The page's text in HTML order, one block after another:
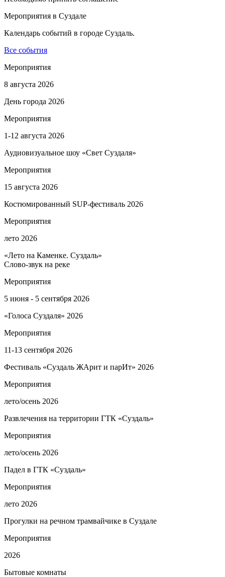
Мероприятия в Суздале
Календарь событий в городе Суздаль.
Все события
Мероприятия
8 августа 2026
День города 2026
Мероприятия
1-12 августа 2026
Аудиовизуальное шоу «Свет Суздаля»
Мероприятия
15 августа 2026
Костюмированный SUP-фестиваль 2026
Мероприятия
лето 2026
«Лето на Каменке. Суздаль»
Слово-звук на реке
Мероприятия
5 июня - 5 сентября 2026
«Голоса Суздаля» 2026
Мероприятия
11-13 сентября 2026
Фестиваль «Суздаль ЖАрит и парИт» 2026
Мероприятия
лето/осень 2026
Развлечения на территории ГТК «Суздаль»
Мероприятия
лето/осень 2026
Падел в ГТК «Суздаль»
Мероприятия
лето 2026
Прогулки на речном трамвайчике в Суздале
Мероприятия
2026
Бытовые комнаты